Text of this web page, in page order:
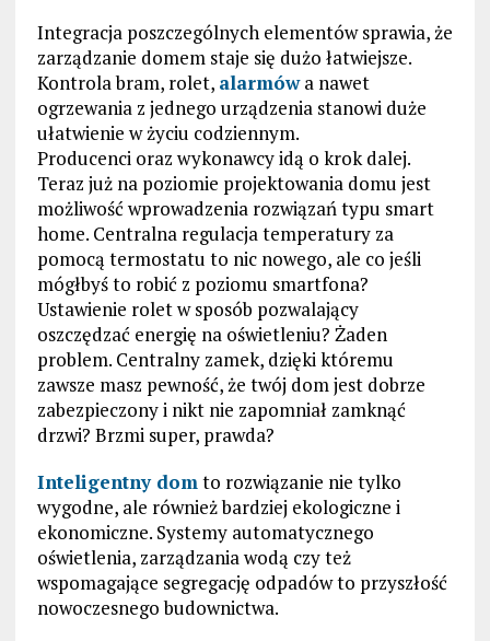
Integracja poszczególnych elementów sprawia, że
zarządzanie domem staje się dużo łatwiejsze.
Kontrola bram, rolet, alarmówa nawet
ogrzewania z jednego urządzenia stanowi duże
ułatwienie w życiu codziennym.
Producenci oraz wykonawcy idą o krok dalej.
Teraz już na poziomie projektowania domu jest
możliwość wprowadzenia rozwiązań typu smart
home. Centralna regulacja temperatury za
pomocą termostatu to nic nowego, ale co jeśli
mógłbyś to robić z poziomu smartfona?
Ustawienie rolet w sposób pozwalający
oszczędzać energię na oświetleniu? Żaden
problem. Centralny zamek, dzięki któremu
zawsze masz pewność, że twój dom jest dobrze
zabezpieczony i nikt nie zapomniał zamknąć
drzwi? Brzmi super, prawda?
Inteligentny domto rozwiązanie nie tylko
wygodne, ale również bardziej ekologiczne i
ekonomiczne. Systemy automatycznego
oświetlenia, zarządzania wodą czy też
wspomagające segregację odpadów to przyszłość
nowoczesnego budownictwa.